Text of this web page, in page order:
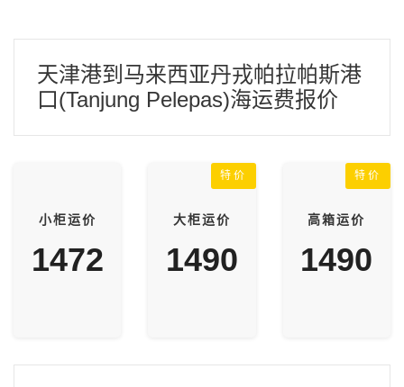
天津港到马来西亚丹戎帕拉帕斯港
口(Tanjung Pelepas)海运费报价
小柜运价
1472
特价
大柜运价
1490
特价
高箱运价
1490